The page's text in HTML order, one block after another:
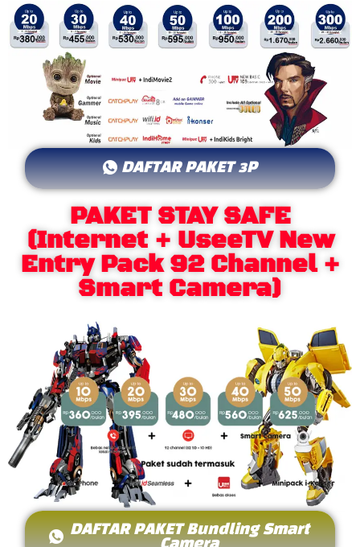
DAFTAR PAKET 3P
PAKET STAY SAFE
(Internet + UseeTV New
Entry Pack 92 Channel +
Smart Camera)
DAFTAR PAKET Bundling Smart